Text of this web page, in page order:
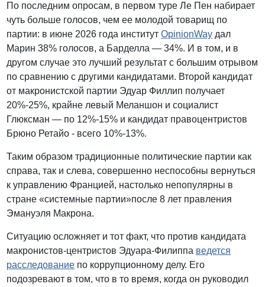
По последним опросам, в первом туре Ле Пен набирает
чуть больше голосов, чем ее молодой товарищ по
партии: в июне 2026 года институтOpinionWay дал
Марин 38% голосов, а Барделла — 34%. И в том, и в
другом случае это лучший результат с большим отрывом
по сравнению с другими кандидатами. Второй кандидат
от макронистской партии Эдуар Филлип получает
20%-25%, крайне левый Меланшон и социалист
Глюксман — по 12%-15% и кандидат правоцентристов
Брюно Ретайо - всего 10%-13%.
Таким образом традиционные политические партии как
справа, так и слева, совершенно неспособны вернуться
к управлению Францией, настолько непопулярны в
стране «системные партии»после 8 лет правления
Эмануэля Макрона.
Ситуацию осложняет и тот факт, что против кандидата
макронистов-центристов Эдуара-Филиппа ведется
расследование по коррупционному делу. Его
подозревают в том, что в то время, когда он руководил